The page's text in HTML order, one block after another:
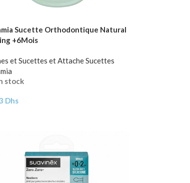
Sucette Orthodontique Natural
+6Mois
et Sucettes et Attache Sucettes
stock
Dhs